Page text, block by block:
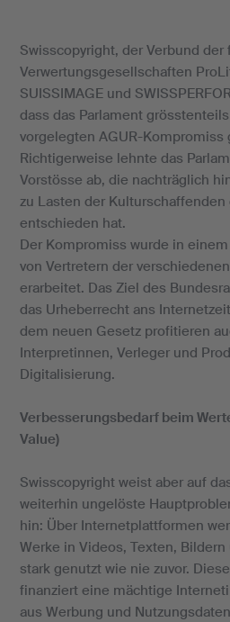
Swisscopyright, der Verbund der
Verwertungsgesellschaften
SUISSIMAGE und
dass das Parlament
vorgelegten AGUR-Kompromiss
Richtigerweise lehnte das
Vorstösse ab, die nachträglich
zu Lasten der Kulturschaffenden
entschieden hat.
Der Kompromiss wurde in
von Vertretern der
erarbeitet. Das Ziel des
das Urheberrecht ans
dem neuen Gesetz profitieren
Interpretinnen, Verleger und
Digitalisierung.
Verbesserungsbedarf beim
Value)
Swisscopyright weist aber auf
weiterhin ungelöste
hin: Über Internetplattformen
Werke in Videos, Texten,
stark genutzt wie nie zuvor.
finanziert eine mächtige
aus Werbung und